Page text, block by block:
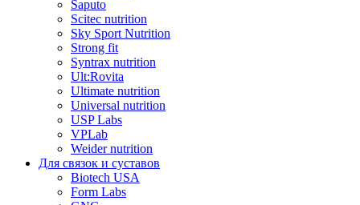
Saputo
Scitec nutrition
Sky Sport Nutrition
Strong fit
Syntrax nutrition
Ult:Rovita
Ultimate nutrition
Universal nutrition
USP Labs
VPLab
Weider nutrition
Для связок и суставов
Biotech USA
Form Labs